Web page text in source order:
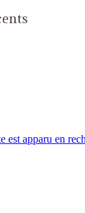
est apparu en